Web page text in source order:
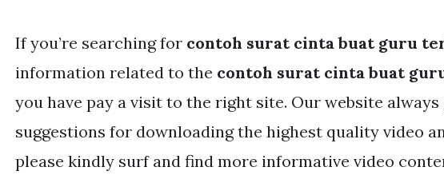
If you’re searching for contoh surat cinta buat guru
information related to the contoh surat cinta buat
you have pay a visit to the right site. Our website always
suggestions for downloading the highest quality video
please kindly surf and find more informative video